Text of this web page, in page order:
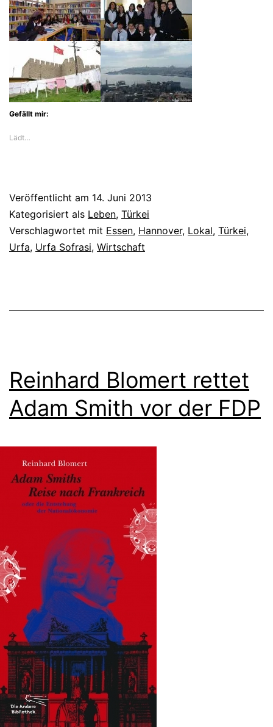
Gefällt mir:
Lädt…
Veröffentlicht am 14. Juni 2013
Kategorisiert als Leben, Türkei
Verschlagwortet mit Essen, Hannover, Lokal, Türkei,
Urfa, Urfa Sofrasi, Wirtschaft
Reinhard Blomert rettet
Adam Smith vor der FDP